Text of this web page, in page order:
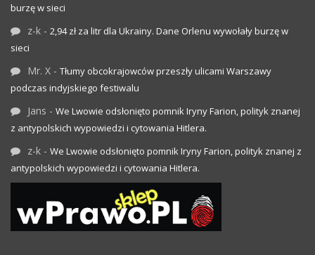
burzę w sieci
z-k - 2,94 zł za litr dla Ukrainy. Dane Orlenu wywołały burzę w
sieci
Mr. X - Tłumy obcokrajowców przeszły ulicami Warszawy
podczas indyjskiego festiwalu
Jans - We Lwowie odsłonięto pomnik Iryny Farion, polityk znanej
z antypolskich wypowiedzi i cytowania Hitlera.
z-k - We Lwowie odsłonięto pomnik Iryny Farion, polityk znanej z
antypolskich wypowiedzi i cytowania Hitlera.